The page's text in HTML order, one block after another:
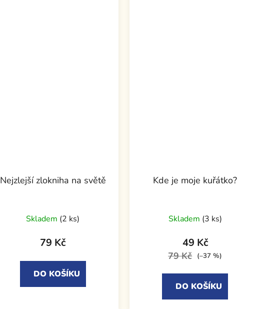
Nejzlejší zlokniha na světě
Skladem (2 ks)
79 Kč
DO KOŠÍKU
Kde je moje kuřátko?
Skladem (3 ks)
49 Kč
79 Kč (–37 %)
DO KOŠÍKU